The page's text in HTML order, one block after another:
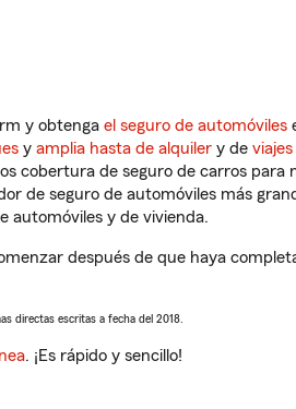
y obtenga el seguro de automóviles
y amplia hasta de alquiler y de
cobertura de seguro de carros para
de seguro de automóviles más
automóviles y de vivienda.
después de que haya
directas escritas a fecha del 2018.
. ¡Es rápido y sencillo!